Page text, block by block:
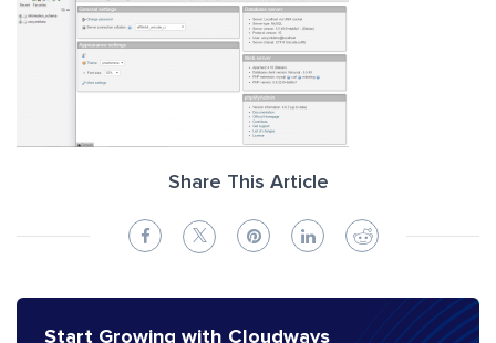
Share This Article
Start Growing with Cloudways